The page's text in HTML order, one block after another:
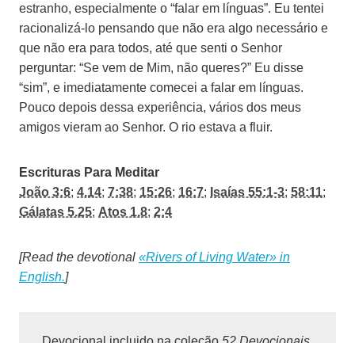
estranho, especialmente o “falar em línguas”. Eu tentei
racionalizá-lo pensando que não era algo necessário e
que não era para todos, até que senti o Senhor
perguntar: “Se vem de Mim, não queres?” Eu disse
“sim”, e imediatamente comecei a falar em línguas.
Pouco depois dessa experiência, vários dos meus
amigos vieram ao Senhor. O rio estava a fluir.
Escrituras Para Meditar
João 3:6; 4.14; 7:38; 15:26; 16:7; Isaías 55:1-3; 58:11;
Gálatas 5.25; Atos 1.8; 2:4
[Read the devotional «Rivers of Living Water» in
English.]